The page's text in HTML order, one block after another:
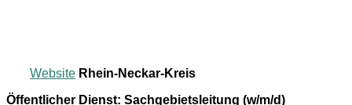
Website Rhein-Neckar-Kreis
Öffentlicher Dienst: Sachgebietsleitung (w/m/d)